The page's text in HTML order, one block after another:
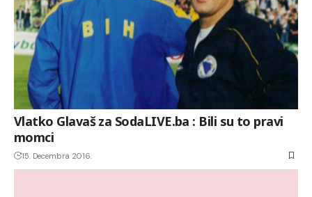
Vlatko Glavaš za SodaLIVE.ba : Bili su to pravi
momci
15. Decembra 2016.